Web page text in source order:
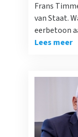
Frans
van Staat.
eerbetoon
Lees meer